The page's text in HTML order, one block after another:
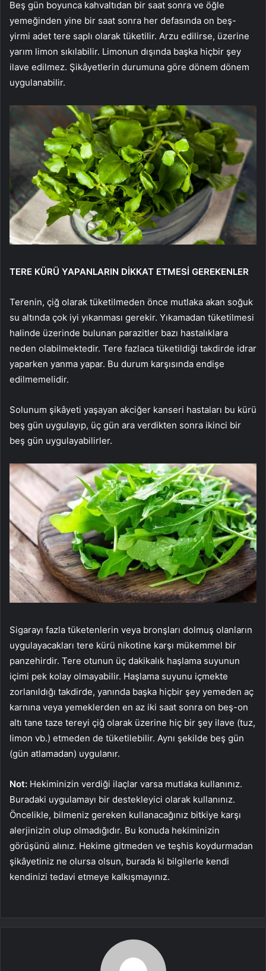
Beş gün boyunca kahvaltıdan bir saat sonra ve öğle
yemeğinden yine bir saat sonra her defasında on beş-
yirmi adet tere saplı olarak tüketilir. Arzu edilirse, üzerine
yarım limon sıkılabilir. Limonun dışında başka hiçbir şey
ilave edilmez. Şikâyetlerin durumuna göre dönem dönem
uygulanabilir.
TERE KÜRÜ YAPANLARIN DİKKAT ETMESİ GEREKENLER
Terenin, çiğ olarak tüketilmeden önce mutlaka akan soğuk
su altında çok iyi yıkanması gerekir. Yıkamadan tüketilmesi
halinde üzerinde bulunan parazitler bazı hastalıklara
neden olabilmektedir. Tere fazlaca tüketildiği takdirde idrar
yaparken yanma yapar. Bu durum karşısında endişe
edilmemelidir.
Solunum şikâyeti yaşayan akciğer kanseri hastaları bu kürü
beş gün uygulayıp, üç gün ara verdikten sonra ikinci bir
beş gün uygulayabilirler.
Sigarayı fazla tüketenlerin veya bronşları dolmuş olanların
uygulayacakları tere kürü nikotine karşı mükemmel bir
panzehirdir. Tere otunun üç dakikalık haşlama suyunun
içimi pek kolay olmayabilir. Haşlama suyunu içmekte
zorlanıldığı takdirde, yanında başka hiçbir şey yemeden aç
karnına veya yemeklerden en az iki saat sonra on beş-on
altı tane taze tereyi çiğ olarak üzerine hiç bir şey ilave (tuz,
limon vb.) etmeden de tüketilebilir. Aynı şekilde beş gün
(gün atlamadan) uygulanır.
Not: Hekiminizin verdiği ilaçlar varsa mutlaka kullanınız.
Buradaki uygulamayı bir destekleyici olarak kullanınız.
Öncelikle, bilmeniz gereken kullanacağınız bitkiye karşı
alerjinizin olup olmadığıdır. Bu konuda hekiminizin
görüşünü alınız. Hekime gitmeden ve teşhis koydurmadan
şikâyetiniz ne olursa olsun, burada ki bilgilerle kendi
kendinizi tedavi etmeye kalkışmayınız.